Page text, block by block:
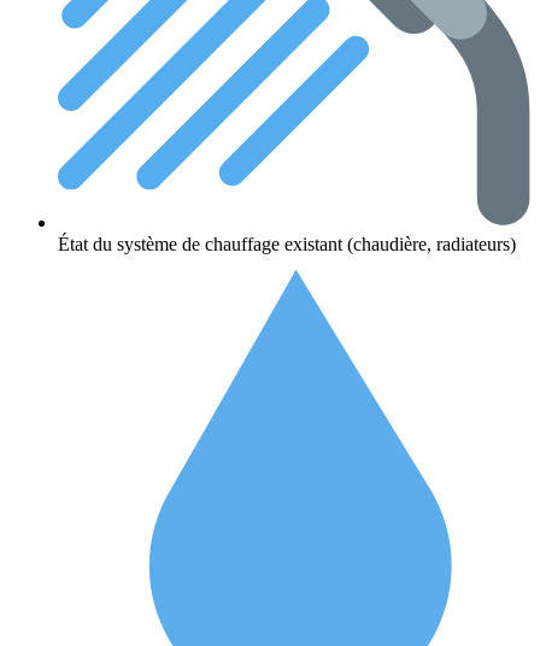
État du système de chauffage existant (chaudière, radiateurs)